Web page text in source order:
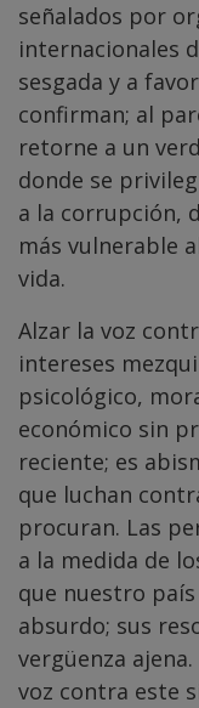
señalados por
internacionales
sesgada y a
confirman; al
retorne a un
donde se
a la corrupción,
más vulnerable
vida.
Alzar la voz
intereses
psicológico,
económico sin
reciente; es
que luchan
procuran. Las
a la medida de
que nuestro
absurdo; sus
vergüenza
voz contra este